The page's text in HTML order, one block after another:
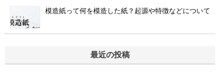
模造紙って何を模造した紙？起源や特徴などについて
最近の投稿